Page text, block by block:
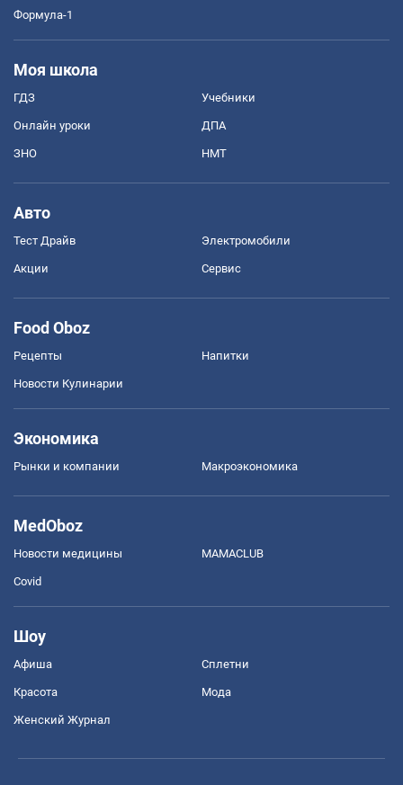
Формула-1
Моя школа
ГДЗ Учебники
Онлайн уроки ДПА
ЗНО НМТ
Авто
Тест Драйв Электромобили
Акции Сервис
Food Oboz
Рецепты Напитки
Новости Кулинарии
Экономика
Рынки и компании Mакроэкономика
MedOboz
Новости медицины MAMACLUB
Covid
Шоу
Афиша Сплетни
Красота Мода
Женский Журнал